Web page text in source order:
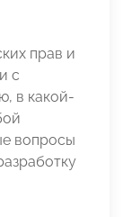
прав и
с
в какой-
вопросы